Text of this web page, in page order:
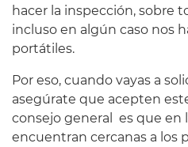
hacer la inspección, sobre
incluso en algún caso nos
portátiles.
Por eso, cuando vayas a
asegúrate que acepten
consejo general es que en
encuentran cercanas a los